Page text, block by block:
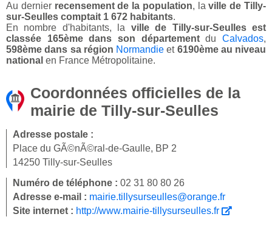
Au dernier recensement de la population, laville de Tilly-
sur-Seulles comptait 1 672 habitants.
En nombre d'habitants, la ville de Tilly-sur-Seulles est
classée 165ème dans son départementduCalvados,
598ème dans sa région Normandie et 6190ème au niveau
national en France Métropolitaine.
Coordonnées officielles de la
mairie de Tilly-sur-Seulles
Adresse postale :
Place du GÃ©nÃ©ral-de-Gaulle, BP 2
14250 Tilly-sur-Seulles
Numéro de téléphone : 02 31 80 80 26
Adresse e-mail : mairie.tillysurseulles@orange.fr
Site internet : http://www.mairie-tillysurseulles.fr